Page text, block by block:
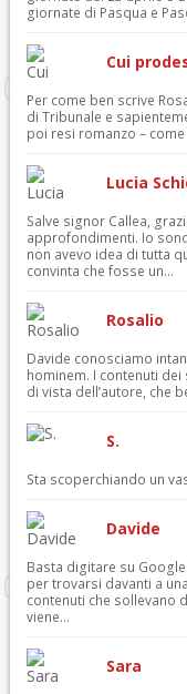
giornate di Pasqua e
Cui
Per come ben scrive
di Tribunale e
poi resi romanzo – come
Lucia
Salve signor Callea,
approfondimenti. Io
non avevo idea di tutta
convinta che fosse un...
Rosalio
Davide conosciamo
hominem. I contenuti
di vista dell’autore, che
S.
Sta scoperchiando un
Davide
Basta digitare su Google
per trovarsi davanti a
contenuti che sollevano
viene...
Sara